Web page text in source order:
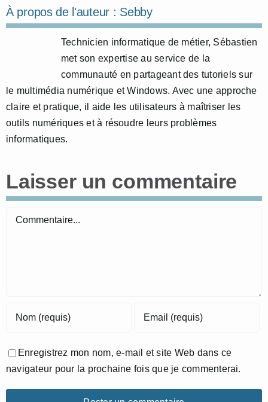
À propos de l'auteur : Sebby
Technicien informatique de métier, Sébastien
met son expertise au service de la
communauté en partageant des tutoriels sur
le multimédia numérique et Windows. Avec une approche
claire et pratique, il aide les utilisateurs à maîtriser les
outils numériques et à résoudre leurs problèmes
informatiques.
Laisser un commentaire
Commentaire
Enregistrez mon nom, e-mail et site Web dans ce
navigateur pour la prochaine fois que je commenterai.